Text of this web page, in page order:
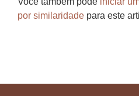
por similaridade para este